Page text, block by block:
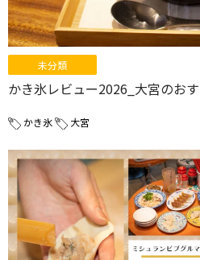
未分類
かき氷レビュー2026_大宮のお
かき氷 大宮